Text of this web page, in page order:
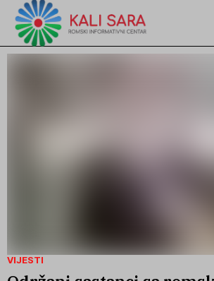
VIJESTI